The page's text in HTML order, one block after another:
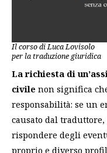
Il corso di Luca Lovisolo
per la traduzione giuridica
La richiesta di
civile non significa
responsabilità: se un
causato dal
rispondere degli
proprio e diverso